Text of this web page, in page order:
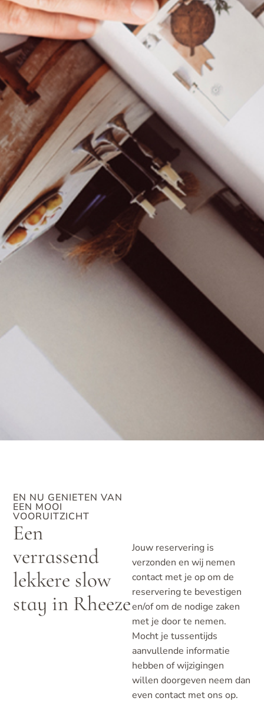
EN NU GENIETEN VAN
EEN MOOI
VOORUITZICHT
Een
verrassend
lekkere slow
stay in Rheeze
Jouw reservering is
verzonden en wij nemen
contact met je op om de
reservering te bevestigen
en/of om de nodige zaken
met je door te nemen.
Mocht je tussentijds
aanvullende informatie
hebben of wijzigingen
willen doorgeven neem dan
even contact met ons op.